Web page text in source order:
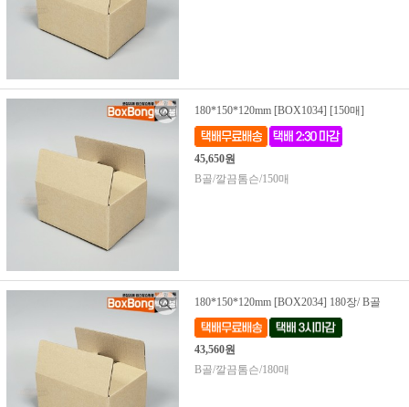
180*150*120mm [BOX1034] [150매]
45,650원
B골/깔끔톰슨/150매
180*150*120mm [BOX2034] 180장/ B골
43,560원
B골/깔끔톰슨/180매